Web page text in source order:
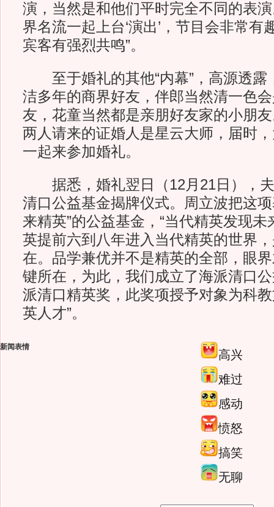
演，当然是和他们平时完全不同的表
界名流一起上台‘演出’，节目会非常有
宾客有强烈共鸣”。
至于婚礼的其他“内幕”，高源透露
洁多年的商界好友，伴郎当然清一色
友，花童当然都是亲朋好友家的小朋
两人请来的证婚人是星云大师，届时
一起来参加婚礼。
据悉，婚礼翌日（12月21日），夫
清口公益基金揭牌仪式。周立波把这
来精英”的公益基金，“当代精英发现
英提前六到八年进入当代精英的世界
在。品学兼优并不是精英的全部，眼
键所在，为此，我们成立了海派清口
派清口精英奖，此奖项授予对象为科
英人才”。
新闻表情
高兴
难过
感动
愤怒
搞笑
无聊